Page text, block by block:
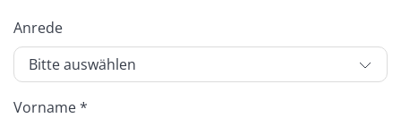
Anrede
Vorname *